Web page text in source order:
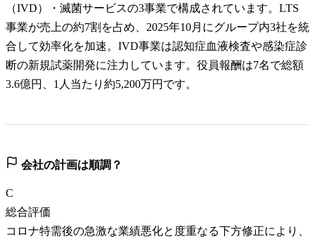
（IVD）・滅菌サービスの3事業で構成されています。LTS
事業が売上の約7割を占め、2025年10月にグループ内3社を統
合して効率化を加速。IVD事業は認知症血液検査や感染症診
断の新規試薬開発に注力しています。役員報酬は7名で総額
3.6億円、1人当たり約5,200万円です。
会社の計画は順調？
C
総合評価
コロナ特需後の急激な業績悪化と度重なる下方修正により、